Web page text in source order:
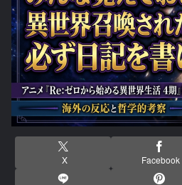
X Facebook